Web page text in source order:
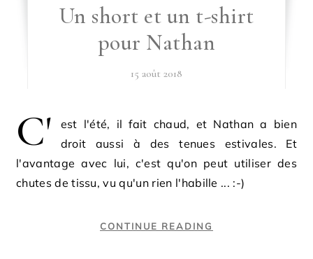
Un short et un t-shirt
pour Nathan
15 août 2018
C'
est l'été, il fait chaud, et Nathan a bien
droit aussi à des tenues estivales. Et
l'avantage avec lui, c'est qu'on peut utiliser des
chutes de tissu, vu qu'un rien l'habille ... :-)
CONTINUE READING